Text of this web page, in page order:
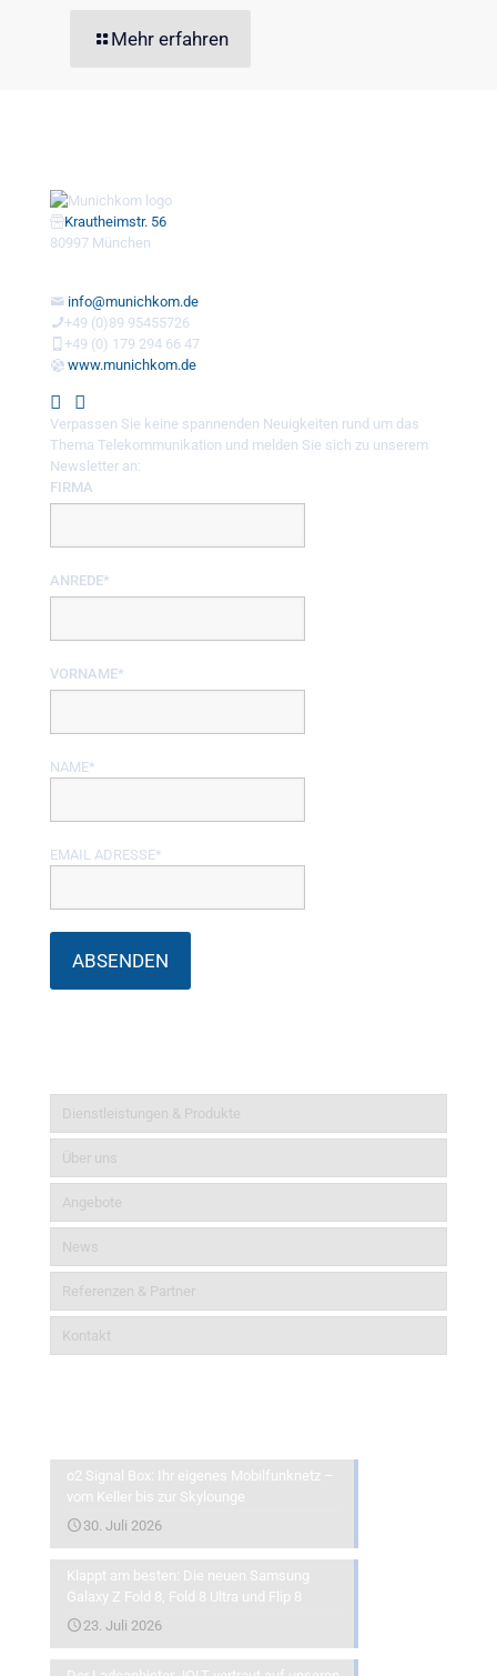
Mehr erfahren
Krautheimstr. 56
80997 München
info@munichkom.de
+49 (0)89 95455726
+49 (0) 179 294 66 47
www.munichkom.de
Verpassen Sie keine spannenden Neuigkeiten rund um das
Thema Telekommunikation und melden Sie sich zu unserem
Newsletter an:
FIRMA
ANREDE*
VORNAME*
NAME*
EMAIL ADRESSE*
Dienstleistungen & Produkte
Über uns
Angebote
News
Referenzen & Partner
Kontakt
o2 Signal Box: Ihr eigenes Mobilfunknetz –
vom Keller bis zur Skylounge
30. Juli 2026
Klappt am besten: Die neuen Samsung
Galaxy Z Fold 8, Fold 8 Ultra und Flip 8
23. Juli 2026